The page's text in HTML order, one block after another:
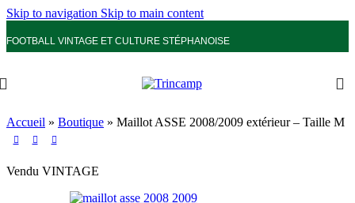
Skip to navigation Skip to main content
FOOTBALL VINTAGE ET CULTURE STÉPHANOISE
Accueil » Boutique » Maillot ASSE 2008/2009 extérieur – Taille M
Vendu VINTAGE